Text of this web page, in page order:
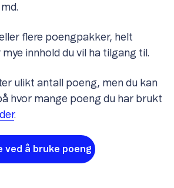
flere poengpakker, helt
innhold du vil ha tilgang til.
ulikt antall poeng, men du kan
hvor mange poeng du har brukt
.
ved å bruke poeng